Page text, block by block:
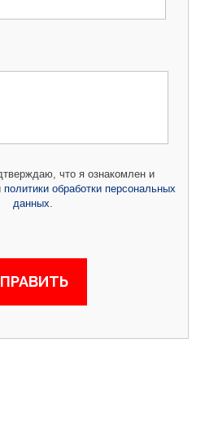
что я ознакомлен и
политики обработки персональных
данных